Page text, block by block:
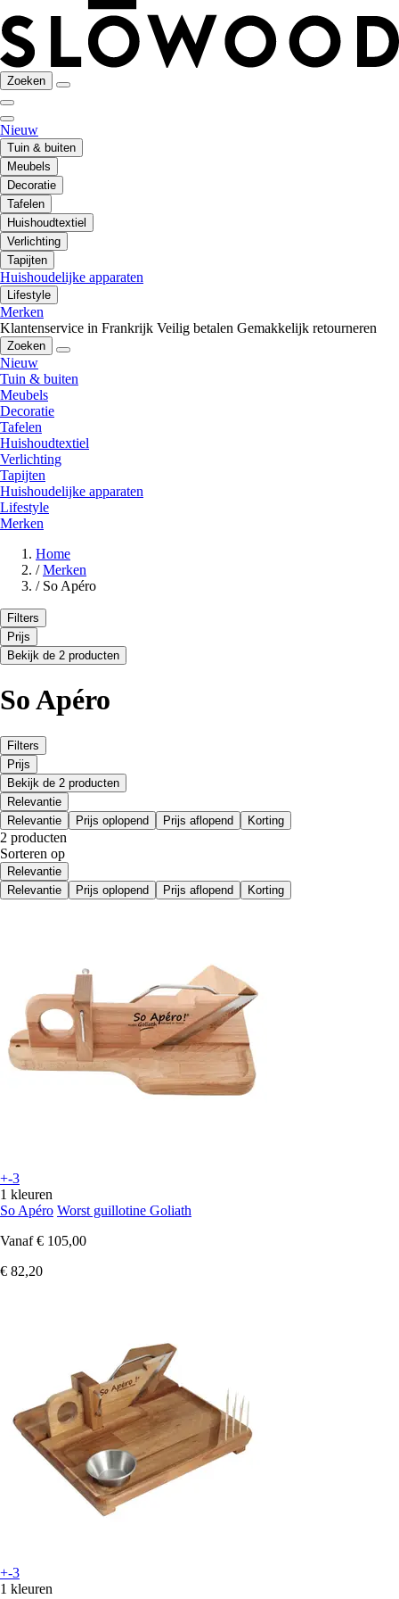
Zoeken
Nieuw
Tuin & buiten
Meubels
Decoratie
Tafelen
Huishoudtextiel
Verlichting
Tapijten
Huishoudelijke apparaten
Lifestyle
Merken
Klantenservice in Frankrijk Veilig betalen Gemakkelijk retourneren
Zoeken
Nieuw
Tuin & buiten
Meubels
Decoratie
Tafelen
Huishoudtextiel
Verlichting
Tapijten
Huishoudelijke apparaten
Lifestyle
Merken
Home
/ Merken
/ So Apéro
Filters
Prijs
Bekijk de 2 producten
So Apéro
Filters
Prijs
Bekijk de 2 producten
Relevantie
Relevantie
Prijs oplopend Prijs aflopend Korting
2 producten
Sorteren op
Relevantie
Relevantie
Prijs oplopend Prijs aflopend Korting
+-3
1 kleuren
So Apéro Worst guillotine Goliath
Vanaf € 105,00
€ 82,20
+-3
1 kleuren